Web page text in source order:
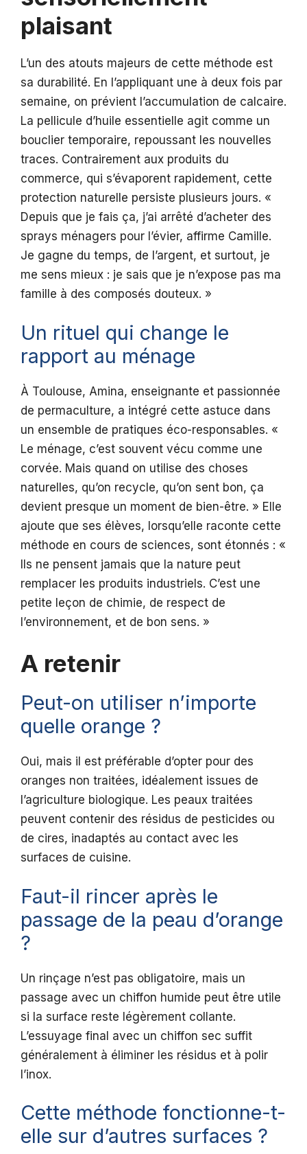
plaisant
L’un des atouts majeurs de cette méthode est
sa durabilité. En l’appliquant une à deux fois par
semaine, on prévient l’accumulation de calcaire.
La pellicule d’huile essentielle agit comme un
bouclier temporaire, repoussant les nouvelles
traces. Contrairement aux produits du
commerce, qui s’évaporent rapidement, cette
protection naturelle persiste plusieurs jours. «
Depuis que je fais ça, j’ai arrêté d’acheter des
sprays ménagers pour l’évier, affirme Camille.
Je gagne du temps, de l’argent, et surtout, je
me sens mieux : je sais que je n’expose pas ma
famille à des composés douteux. »
Un rituel qui change le
rapport au ménage
À Toulouse, Amina, enseignante et passionnée
de permaculture, a intégré cette astuce dans
un ensemble de pratiques éco-responsables. «
Le ménage, c’est souvent vécu comme une
corvée. Mais quand on utilise des choses
naturelles, qu’on recycle, qu’on sent bon, ça
devient presque un moment de bien-être. » Elle
ajoute que ses élèves, lorsqu’elle raconte cette
méthode en cours de sciences, sont étonnés : «
Ils ne pensent jamais que la nature peut
remplacer les produits industriels. C’est une
petite leçon de chimie, de respect de
l’environnement, et de bon sens. »
A retenir
Peut-on utiliser n’importe
quelle orange ?
Oui, mais il est préférable d’opter pour des
oranges non traitées, idéalement issues de
l’agriculture biologique. Les peaux traitées
peuvent contenir des résidus de pesticides ou
de cires, inadaptés au contact avec les
surfaces de cuisine.
Faut-il rincer après le
passage de la peau d’orange
?
Un rinçage n’est pas obligatoire, mais un
passage avec un chiffon humide peut être utile
si la surface reste légèrement collante.
L’essuyage final avec un chiffon sec suffit
généralement à éliminer les résidus et à polir
l’inox.
Cette méthode fonctionne-t-
elle sur d’autres surfaces ?